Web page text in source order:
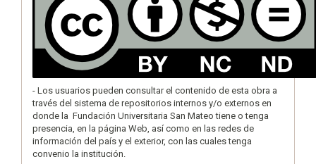
- Los usuarios pueden consultar el contenido de esta obra a
través del sistema de repositorios internos y/o externos en
donde la Fundación Universitaria San Mateo tiene o tenga
presencia, en la página Web, así como en las redes de
información del país y el exterior, con las cuales tenga
convenio la institución.